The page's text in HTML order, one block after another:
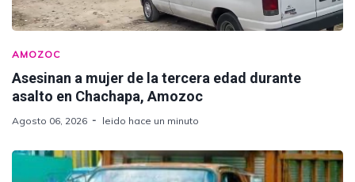
AMOZOC
Asesinan a mujer de la tercera edad durante
asalto en Chachapa, Amozoc
Agosto 06, 2026 leido hace un minuto